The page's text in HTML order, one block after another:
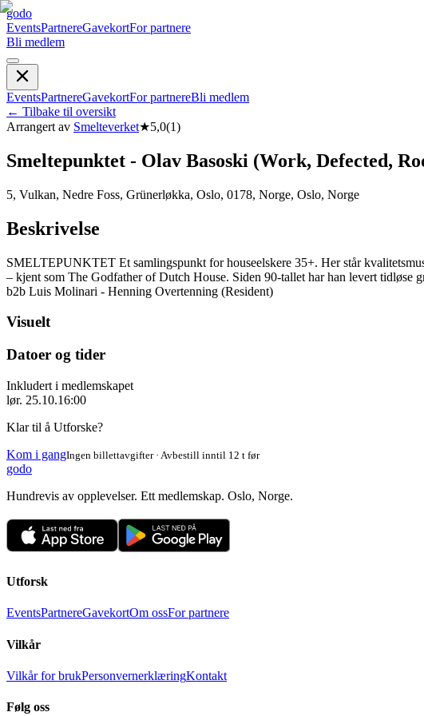
godo
EventsPartnereGavekortFor partnere
Bli medlem
EventsPartnereGavekortFor partnereBli medlem
← Tilbake til oversikt
Arrangert av Smelteverket★5,0(1)
Smeltepunktet - Olav Basoski (Work, Defected,
5, Vulkan, Nedre Foss, Grünerløkka, Oslo, 0178, Norge, Oslo, Norge
Beskrivelse
SMELTEPUNKTET Et samlingspunkt for houseelskere 35+. Her står
– kjent som The Godfather of Dutch House. Siden 90-tallet har han levert
b2b Luis Molinari - Henning Overtenning (Resident)
Visuelt
Datoer og tider
Inkludert i medlemskapet
lør. 25.10.16:00
Klar til å Utforske?
Kom i gangIngen billettavgifter · Avbestill inntil 12 t før
godo
Hundrevis av opplevelser. Ett medlemskap. Oslo, Norge.
Utforsk
EventsPartnereGavekortOm ossFor partnere
Vilkår
Vilkår for brukPersonvernerklæringKontakt
Følg oss